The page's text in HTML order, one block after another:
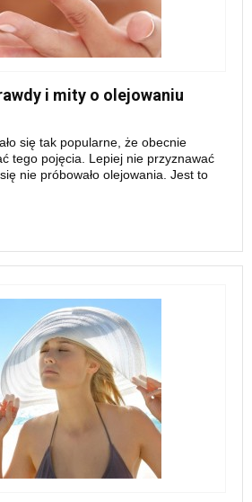
i mity o olejowaniu
się tak popularne, że obecnie
tego pojęcia. Lepiej nie przyznawać
nie próbowało olejowania. Jest to